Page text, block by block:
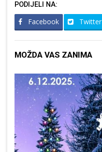
PODIJELI NA:
Facebook Twitter
MOŽDA VAS ZANIMA